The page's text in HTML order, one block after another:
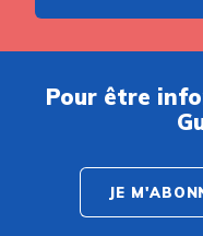
Pour être
JE